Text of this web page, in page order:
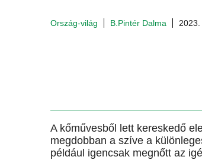
Ország-világ B.Pintér Dalma
A kőművesből lett kereskedő
megdobban a szíve a
pél­dául igencsak megnőtt az